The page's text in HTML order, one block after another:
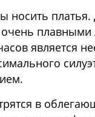
носить
плавными
является
в